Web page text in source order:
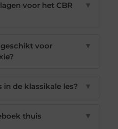
voor het CBR
▼
voor
▼
in de klassikale les? ▼
thuis
▼